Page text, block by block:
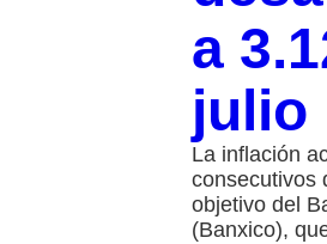
a
julio
La inflación
consecutivos
objetivo del
(Banxico),